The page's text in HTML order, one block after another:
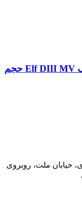
روغن گیربکس اتوماتیک سه خط الف Elf DIII MV حجم
خیابان ملت، روبروی